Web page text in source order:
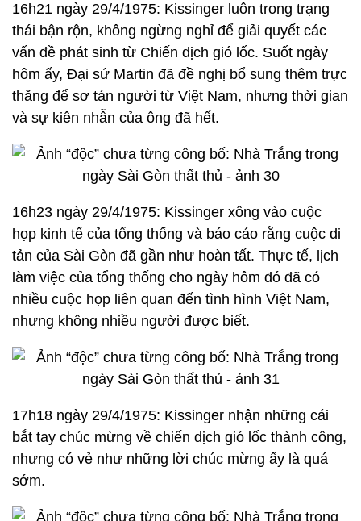
16h21 ngày 29/4/1975: Kissinger luôn trong trạng
thái bận rộn, không ngừng nghỉ để giải quyết các
vấn đề phát sinh từ Chiến dịch gió lốc. Suốt ngày
hôm ấy, Đại sứ Martin đã đề nghị bổ sung thêm trực
thăng để sơ tán người từ Việt Nam, nhưng thời gian
và sự kiên nhẫn của ông đã hết.
16h23 ngày 29/4/1975: Kissinger xông vào cuộc
họp kinh tế của tổng thống và báo cáo rằng cuộc di
tản của Sài Gòn đã gần như hoàn tất. Thực tế, lịch
làm việc của tổng thống cho ngày hôm đó đã có
nhiều cuộc họp liên quan đến tình hình Việt Nam,
nhưng không nhiều người được biết.
17h18 ngày 29/4/1975: Kissinger nhận những cái
bắt tay chúc mừng về chiến dịch gió lốc thành công,
nhưng có vẻ như những lời chúc mừng ấy là quá
sớm.